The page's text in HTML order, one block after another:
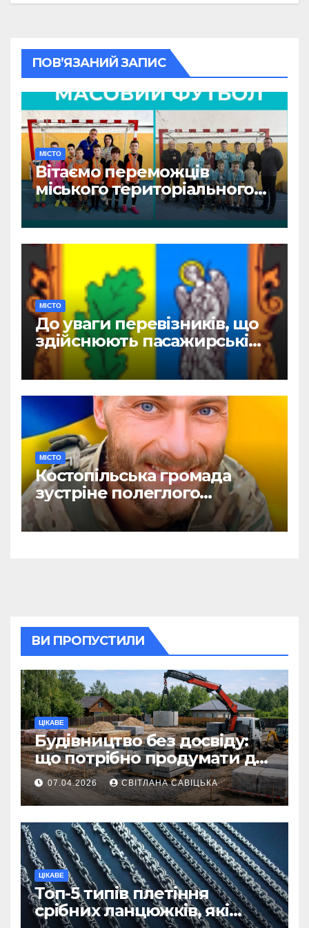
ПОВ’ЯЗАНИЙ ЗАПИС
МІСТО
Вітаємо переможців
міського територіального
етапу змагань «Пліч-о-пліч:
Всеукраїнські шкільні ліги»
МІСТО
До уваги перевізників, що
здійснюють пасажирські
перевезення
МІСТО
Костопільська громада
зустріне полеглого
головного сержанта Сергія
Василюка
ВИ ПРОПУСТИЛИ
ЦІКАВЕ
Будівництво без досвіду:
що потрібно продумати до
першої доставки на
ділянку
07.04.2026 СВІТЛАНА САВІЦЬКА
ЦІКАВЕ
Топ-5 типів плетіння
срібних ланцюжків, які